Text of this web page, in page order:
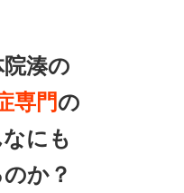
湊の
専門の
にも
か？